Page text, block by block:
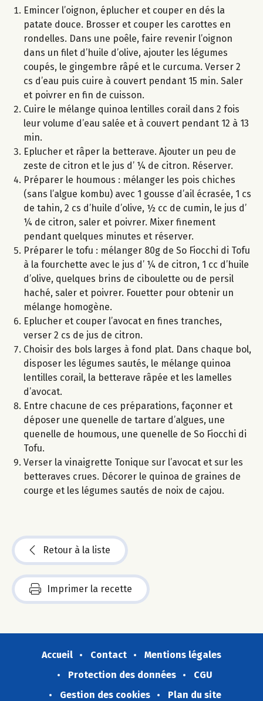
Emincer l’oignon, éplucher et couper en dés la
patate douce. Brosser et couper les carottes en
rondelles. Dans une poêle, faire revenir l’oignon
dans un filet d’huile d’olive, ajouter les légumes
coupés, le gingembre râpé et le curcuma. Verser 2
cs d’eau puis cuire à couvert pendant 15 min. Saler
et poivrer en fin de cuisson.
Cuire le mélange quinoa lentilles corail dans 2 fois
leur volume d’eau salée et à couvert pendant 12 à 13
min.
Eplucher et râper la betterave. Ajouter un peu de
zeste de citron et le jus d’ ¼ de citron. Réserver.
Préparer le houmous : mélanger les pois chiches
(sans l’algue kombu) avec 1 gousse d’ail écrasée, 1 cs
de tahin, 2 cs d’huile d’olive, ½ cc de cumin, le jus d’
¼ de citron, saler et poivrer. Mixer finement
pendant quelques minutes et réserver.
Préparer le tofu : mélanger 80g de So Fiocchi di Tofu
à la fourchette avec le jus d’ ¼ de citron, 1 cc d’huile
d’olive, quelques brins de ciboulette ou de persil
haché, saler et poivrer. Fouetter pour obtenir un
mélange homogène.
Eplucher et couper l’avocat en fines tranches,
verser 2 cs de jus de citron.
Choisir des bols larges à fond plat. Dans chaque bol,
disposer les légumes sautés, le mélange quinoa
lentilles corail, la betterave râpée et les lamelles
d’avocat.
Entre chacune de ces préparations, façonner et
déposer une quenelle de tartare d’algues, une
quenelle de houmous, une quenelle de So Fiocchi di
Tofu.
Verser la vinaigrette Tonique sur l’avocat et sur les
betteraves crues. Décorer le quinoa de graines de
courge et les légumes sautés de noix de cajou.
Retour à la liste
Imprimer la recette
Accueil Contact
Mentions légales
Protection des données
CGU
Gestion des cookies
Plan du site